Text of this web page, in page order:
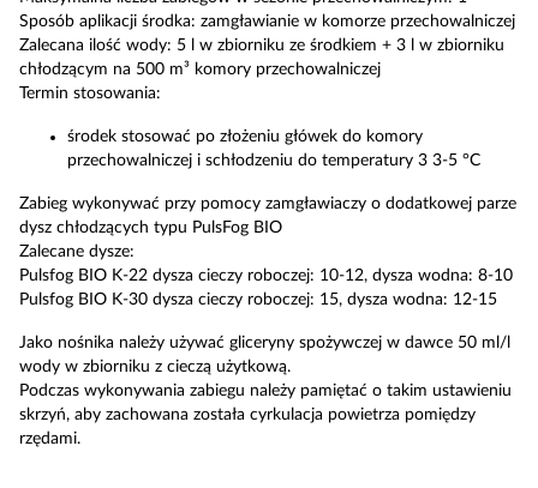
Sposób aplikacji środka: zamgławianie w komorze przechowalniczej
Zalecana ilość wody: 5 l w zbiorniku ze środkiem + 3 l w zbiorniku
chłodzącym na 500 m³ komory przechowalniczej
Termin stosowania:
środek stosować po złożeniu główek do komory
przechowalniczej i schłodzeniu do temperatury 3 3-5 °C
Zabieg wykonywać przy pomocy zamgławiaczy o dodatkowej parze
dysz chłodzących typu PulsFog BIO
Zalecane dysze:
Pulsfog BIO K-22 dysza cieczy roboczej: 10-12, dysza wodna: 8-10
Pulsfog BIO K-30 dysza cieczy roboczej: 15, dysza wodna: 12-15
Jako nośnika należy używać gliceryny spożywczej w dawce 50 ml/l
wody w zbiorniku z cieczą użytkową.
Podczas wykonywania zabiegu należy pamiętać o takim ustawieniu
skrzyń, aby zachowana została cyrkulacja powietrza pomiędzy
rzędami.